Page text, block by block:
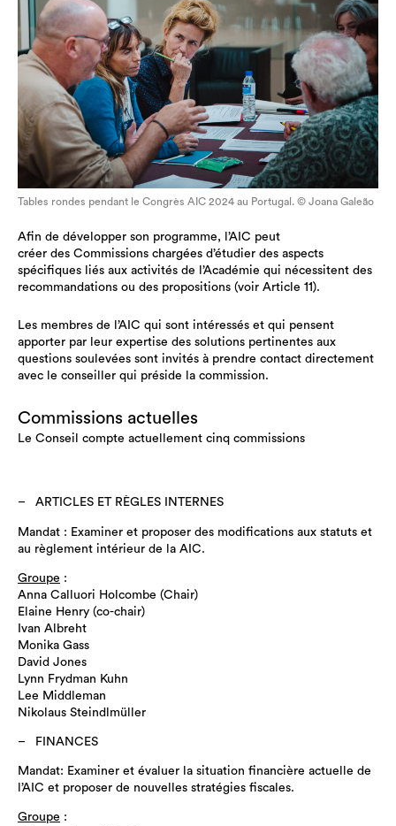
Tables rondes pendant le Congrès AIC 2024 au Portugal. © Joana Galeão
Afin de développer son programme, l’AIC peut
créer des Commissions chargées d’étudier des aspects
spécifiques liés aux activités de l’Académie qui nécessitent des
recommandations ou des propositions (voir Article 11).
Les membres de l’AIC qui sont intéressés et qui pensent
apporter par leur expertise des solutions pertinentes aux
questions soulevées sont invités à prendre contact directement
avec le conseiller qui préside la commission.
Commissions actuelles
Le Conseil compte actuellement cinq commissions
ARTICLES ET RÈGLES INTERNES
Mandat : Examiner et proposer des modifications aux statuts et
au règlement intérieur de la AIC.
Groupe :
Anna Calluori Holcombe (Chair)
Elaine Henry (co-chair)
Ivan Albreht
Monika Gass
David Jones
Lynn Frydman Kuhn
Lee Middleman
Nikolaus Steindlmüller
FINANCES
Mandat: Examiner et évaluer la situation financière actuelle de
l’AIC et proposer de nouvelles stratégies fiscales.
Groupe :